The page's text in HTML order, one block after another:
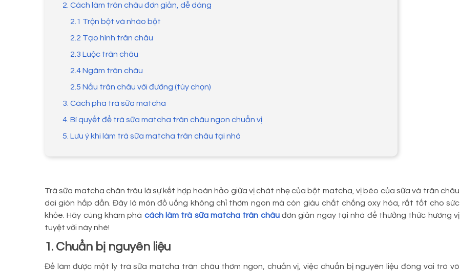
2. Cách làm trân châu đơn giản, dễ dàng
2.1 Trộn bột và nhào bột
2.2 Tạo hình trân châu
2.3 Luộc trân châu
2.4 Ngâm trân châu
2.5 Nấu trân châu với đường (tùy chọn)
3. Cách pha trà sữa matcha
4. Bí quyết để trà sữa matcha trân châu ngon chuẩn vị
5. Lưu ý khi làm trà sữa matcha trân châu tại nhà
Trà sữa matcha chân trâu là sự kết hợp hoàn hảo giữa vị chát nhẹ của bột matcha, vị béo của sữa và trân châu
dai giòn hấp dẫn. Đây là món đồ uống không chỉ thơm ngon mà còn giàu chất chống oxy hóa, rất tốt cho sức
khỏe. Hãy cùng khám phá cách làm trà sữa matcha trân châuđơn giản ngay tại nhà để thưởng thức hương vị
tuyệt vời này nhé!
1. Chuẩn bị nguyên liệu
Để làm được một ly trà sữa matcha trân châu thơm ngon, chuẩn vị, việc chuẩn bị nguyên liệu đóng vai trò vô